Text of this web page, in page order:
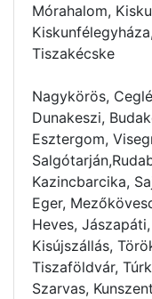
Mórahalom,
Tiszakécske
Nagykörös,
Dunakeszi,
Esztergom,
Kazincbarcika,
Eger,
Heves,
Kisújszállás,
Tiszaföldvár,
Szarvas,